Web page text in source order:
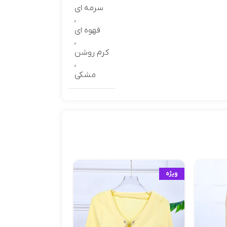
سرمه ای
,
قهوه ای
,
کرم روشن
,
مشکی
ویژه